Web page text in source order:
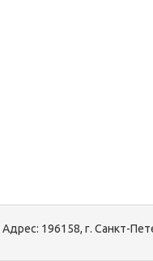
Адрес: 196158, г. Санкт-